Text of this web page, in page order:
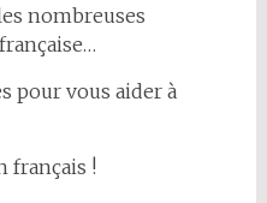
nombreuses
pour vous aider à
français !